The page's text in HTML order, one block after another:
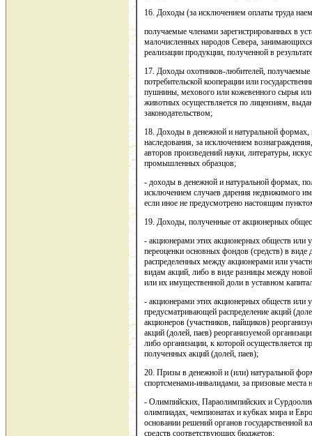
16. Доходы (за исключением оплаты труда
получаемые членами зарегистрированных в
малочисленных народов Севера,
реализации продукции, полученной в
17. Доходы охотников-любителей,
потребительской кооперации или
пушнины, мехового или кожевенного сырья
животных осуществляется по лицензиям,
законодательством;
18. Доходы в денежной и натуральной
наследования, за исключением
авторов произведений науки, литературы,
промышленных образцов;
- доходы в денежной и натуральной формах,
исключением случаев дарения недвижимого
если иное не предусмотрено настоящим
19. Доходы, полученные от акционерных
- акционерами этих акционерных обществ или
переоценки основных фондов (средств) в
распределенных между акционерами или
видам акций, либо в виде разницы между
или их имущественной доли в уставном
- акционерами этих акционерных обществ или
предусматривающей распределение акций
акционеров (участников, пайщиков)
акций (долей, паев) реорганизуемой
либо организации, к которой осуществляется
полученных акций (долей, паев);
20. Призы в денежной и (или) натуральной
спортсменами-инвалидами, за призовые
- Олимпийских, Параолимпийских и
олимпиадах, чемпионатах и кубках мира и
основании решений органов государственной
средств соответствующих бюджетов;